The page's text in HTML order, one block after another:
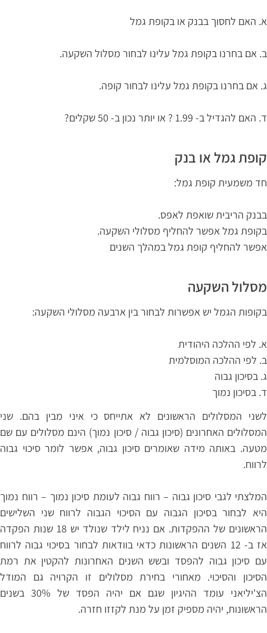
א. האם לחסוך בבנק או בקופת גמל
ב. אם בחרנו בקופת גמל עלינו לבחור מסלול השקעה.
ג. אם בחרנו בקופת גמל עלינו לבחור קופה.
ד. האם להגדיל ב- 1.99 ? או יותר נכון ב- 50 שקלים?
קופת גמל או בנק
חד משמעית קופת גמל:
בבנק הריבית שואפת לאפס.
בקופת גמל אפשר להחליף מסלולי השקעה.
אפשר להחליף קופת גמל במהלך השנים
מסלול השקעה
בקופות הגמל יש אפשרות לבחור בין ארבעה מסלולי השקעה:
א. לפי ההלכה היהודית
ב. לפי ההלכה המוסלמית
ג. בסיכון גבוה
ד. בסיכון נמוך
לשני המסלולים הראשונים לא אתייחס כי איני מבין בהם. שני
המסלולים האחרונים (סיכון גבוה / סיכון נמוך) הינם מסלולים עם שם
מטעה. באותה מידה שאומרים סיכון גבוה, אפשר לומר סיכוי גבוה
לרווח.
המלצתי לגבי סיכון גבוה – רווח גבוה לעומת סיכון נמוך – רווח נמוך
היא לבחור בסיכון הגבוה עם הסיכוי הגבוה לרווח שני השלישים
הראשונים של ההפקדות. אם נניח לילד שנולד יש 18 שנות הפקדה
אז ב- 12 השנים הראשונות כדאי בוודאות לבחור בסיכוי גבוה לרווח
עם סיכון גבוה להפסד ובשש השנים האחרונות להקטין את רמת
הסיכון והסיכוי. מאחורי בחירת מסלולים זו הקרויה גם המודל
הצ'יליאני עומד ההיגיון שגם אם יהיה הפסד של 30% בשנים
הראשונות, יהיה מספיק זמן על מנת לקזזו חזרה.